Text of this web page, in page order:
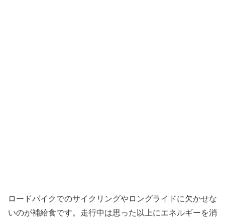
ロードバイクでのサイクリングやロングライドに欠かせな
いのが補給食です。走行中は思った以上にエネルギーを消